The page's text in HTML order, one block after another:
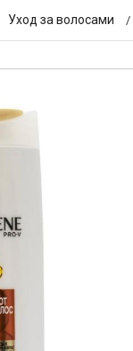
Уход за волосами